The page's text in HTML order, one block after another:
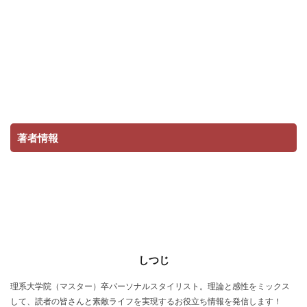
著者情報
しつじ
理系大学院（マスター）卒パーソナルスタイリスト。理論と感性をミックス
して、読者の皆さんと素敵ライフを実現するお役立ち情報を発信します！